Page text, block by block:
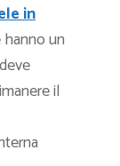
in
un
il